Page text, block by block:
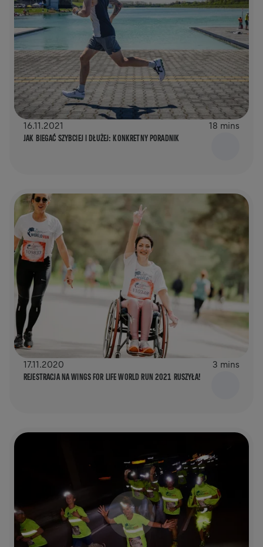
16.11.2021 18 mins
JAK BIEGAĆ SZYBCIEJ I DŁUŻEJ: KONKRETNY PORADNIK
17.11.2020 3 mins
REJESTRACJA NA WINGS FOR LIFE WORLD RUN 2021 RUSZYŁA!